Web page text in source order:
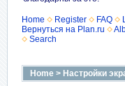
Home Register FAQ
Вернуться на Plan.ru
Search
Home > Настройки